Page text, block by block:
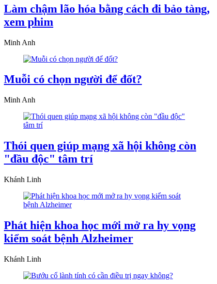
Làm chậm lão hóa bằng cách đi bảo tàng,
xem phim
Minh Anh
Muỗi có chọn người để đốt?
Minh Anh
Thói quen giúp mạng xã hội không còn
"đầu độc" tâm trí
Khánh Linh
Phát hiện khoa học mới mở ra hy vọng
kiểm soát bệnh Alzheimer
Khánh Linh